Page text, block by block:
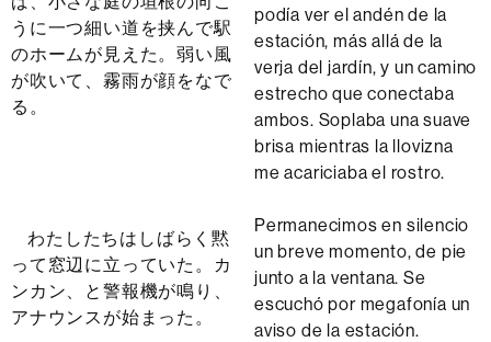
うに一つ細い道を挟んで駅
のホームが見えた。弱い風
が吹いて、霧雨が顔をなで
る。
podía ver el andén de la
estación, más allá de la
verja del jardín, y un camino
estrecho que conectaba
ambos. Soplaba una suave
brisa mientras la llovizna
me acariciaba el rostro.
わたしたちはしばらく黙
って窓辺に立っていた。カ
ンカン、と警報機が鳴り、
アナウンスが始まった。
Permanecimos en silencio
un breve momento, de pie
junto a la ventana. Se
escuchó por megafonía un
aviso de la estación.